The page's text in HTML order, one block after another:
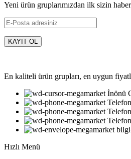
Yeni ürün gruplarımızdan ilk sizin
En kaliteli ürün grupları, en uygun
İnönü
Hızlı Menü